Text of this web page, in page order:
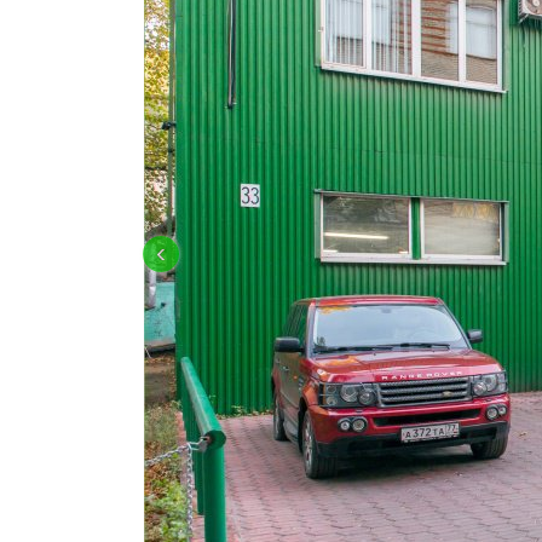
OFF-ROAD ПОДГОТОВКА И
‹